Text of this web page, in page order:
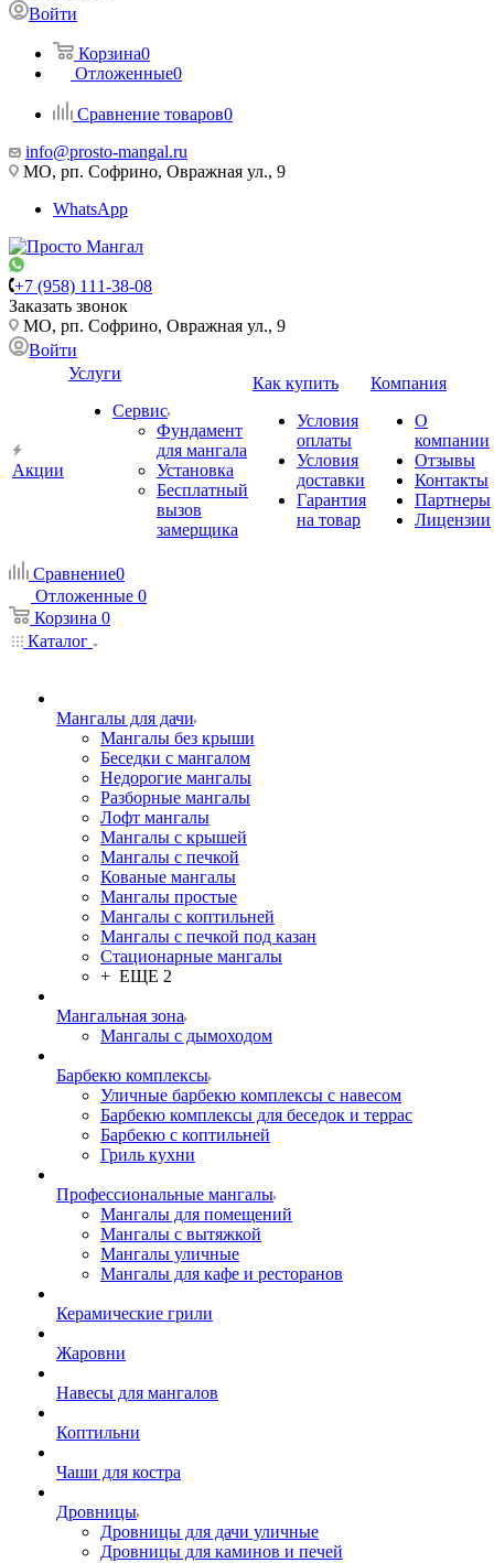
Войти
Корзина0
Отложенные0
Сравнение товаров0
info@prosto-mangal.ru
МО, рп. Софрино, Овражная ул., 9
WhatsApp
+7 (958) 111-38-08
Заказать звонок
МО, рп. Софрино, Овражная ул., 9
Войти
Акции
Услуги
Сервис
Фундамент
для мангала
Установка
Бесплатный
вызов
замерщика
Как купить
Условия
оплаты
Условия
доставки
Гарантия
на товар
Компания
О
компании
Отзывы
Контакты
Партнеры
Лицензии
Сравнение0
Отложенные 0
Корзина 0
Каталог
Мангалы для дачи
Мангалы без крыши
Беседки с мангалом
Недорогие мангалы
Разборные мангалы
Лофт мангалы
Мангалы с крышей
Мангалы с печкой
Кованые мангалы
Мангалы простые
Мангалы с коптильней
Мангалы с печкой под казан
Стационарные мангалы
+ ЕЩЕ 2
Мангальная зона
Мангалы с дымоходом
Барбекю комплексы
Уличные барбекю комплексы с навесом
Барбекю комплексы для беседок и террас
Барбекю с коптильней
Гриль кухни
Профессиональные мангалы
Мангалы для помещений
Мангалы с вытяжкой
Мангалы уличные
Мангалы для кафе и ресторанов
Керамические грили
Жаровни
Навесы для мангалов
Коптильни
Чаши для костра
Дровницы
Дровницы для дачи уличные
Дровницы для каминов и печей